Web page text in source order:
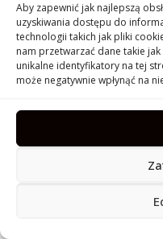
Aby zapewnić jak najlepszą
uzyskiwania dostępu do
technologii takich jak pliki
nam przetwarzać dane takie
unikalne identyfikatory na tej
może negatywnie wpłynąć na